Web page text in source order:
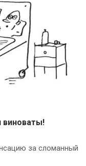
виноваты!
за сломанный